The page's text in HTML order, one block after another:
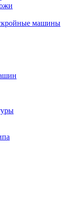
машины